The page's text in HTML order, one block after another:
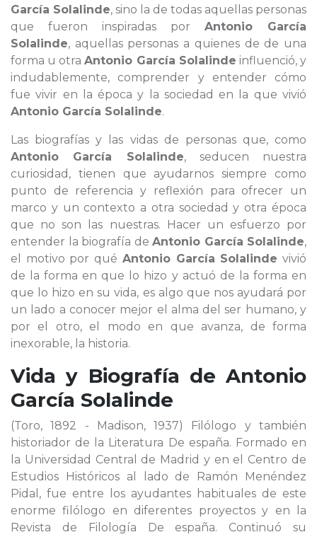
García Solalinde, sino la de todas aquellas personas
que fueron inspiradas por Antonio García
Solalinde, aquellas personas a quienes de de una
forma u otraAntonio García Solalinde influenció, y
indudablemente, comprender y entender cómo
fue vivir en la época y la sociedad en la que vivió
Antonio García Solalinde.
Las biografías y las vidas de personas que, como
Antonio García Solalinde, seducen nuestra
curiosidad, tienen que ayudarnos siempre como
punto de referencia y reflexión para ofrecer un
marco y un contexto a otra sociedad y otra época
que no son las nuestras. Hacer un esfuerzo por
entender la biografía de Antonio García Solalinde,
el motivo por qué Antonio García Solalinde vivió
de la forma en que lo hizo y actuó de la forma en
que lo hizo en su vida, es algo que nos ayudará por
un lado a conocer mejor el alma del ser humano, y
por el otro, el modo en que avanza, de forma
inexorable, la historia.
Vida y Biografía de Antonio
García Solalinde
(Toro, 1892 - Madison, 1937) Filólogo y también
historiador de la Literatura De españa. Formado en
la Universidad Central de Madrid y en el Centro de
Estudios Históricos al lado de Ramón Menéndez
Pidal, fue entre los ayudantes habituales de este
enorme filólogo en diferentes proyectos y en la
Revista de Filología De españa. Continuó su